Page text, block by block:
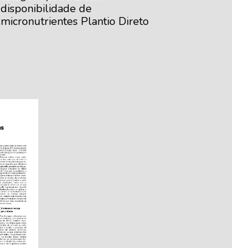
disponibilidade de
micronutrientes Plantio Direto